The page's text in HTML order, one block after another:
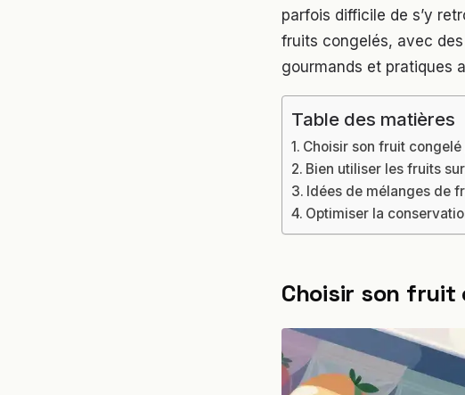
parfois difficile de s’y
fruits congelés, avec
gourmands et pratiques
Table des matières
Choisir son fruit
Bien utiliser les fruits
Idées de mélanges de
Optimiser la
Choisir son fruit